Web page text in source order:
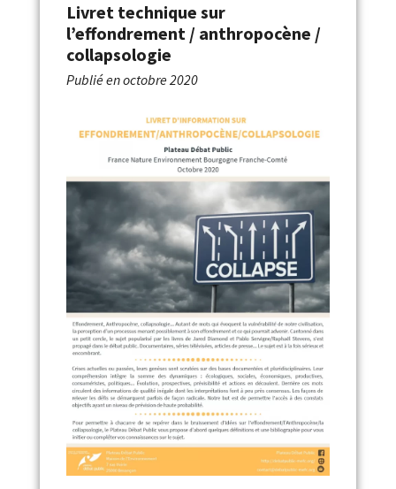
Livret technique sur
l’effondrement / anthropocène /
collapsologie
Publié enoctobre 2020